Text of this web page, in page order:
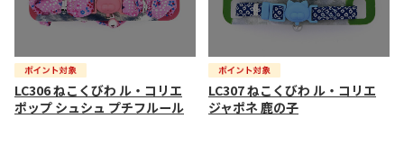
LC306 ねこくびわ ル・コリエ
ポップ シュシュ プチフルール
LC307 ねこくびわ ル・コリエ
ジャポネ 鹿の子